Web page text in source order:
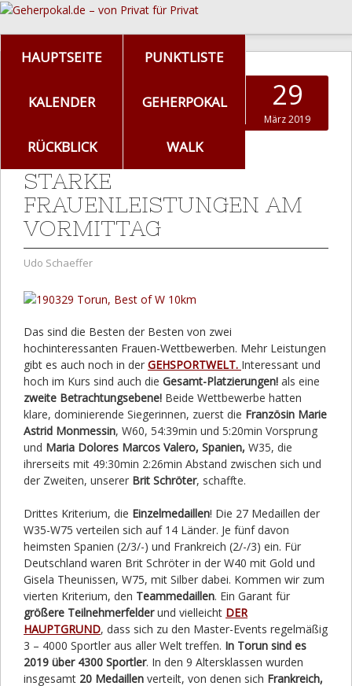
HAUPTSEITE PUNKTLISTE
KALENDER GEHERPOKAL
RÜCKBLICK WALK
29
März 2019
STARKE
FRAUENLEISTUNGEN AM
VORMITTAG
Udo Schaeffer
Das sind die Besten der Besten von zwei
hochinteressanten Frauen-Wettbewerben. Mehr Leistungen
gibt es auch noch in der GEHSPORTWELT. Interessant und
hoch im Kurs sind auch die Gesamt-Platzierungen! als eine
zweite Betrachtungsebene! Beide Wettbewerbe hatten
klare, dominierende Siegerinnen, zuerst die Französin Marie
Astrid Monmessin, W60, 54:39min und 5:20min Vorsprung
und Maria Dolores Marcos Valero, Spanien, W35, die
ihrerseits mit 49:30min 2:26min Abstand zwischen sich und
der Zweiten, unserer Brit Schröter, schaffte.
Drittes Kriterium, die Einzelmedaillen! Die 27 Medaillen der
W35-W75 verteilen sich auf 14 Länder. Je fünf davon
heimsten Spanien (2/3/-) und Frankreich (2/-/3) ein. Für
Deutschland waren Brit Schröter in der W40 mit Gold und
Gisela Theunissen, W75, mit Silber dabei. Kommen wir zum
vierten Kriterium, den Teammedaillen. Ein Garant für
größere Teilnehmerfelderund vielleicht DER
HAUPTGRUND, dass sich zu den Master-Events regelmäßig
3 – 4000 Sportler aus aller Welt treffen. In Torun sind es
2019 über 4300 Sportler. In den 9 Altersklassen wurden
insgesamt 20 Medaillen verteilt, von denen sich Frankreich,